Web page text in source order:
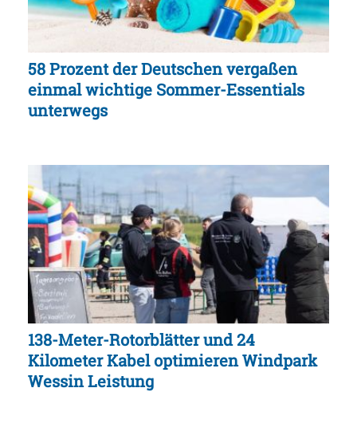
58 Prozent der Deutschen vergaßen
einmal wichtige Sommer-Essentials
unterwegs
138-Meter-Rotorblätter und 24
Kilometer Kabel optimieren Windpark
Wessin Leistung